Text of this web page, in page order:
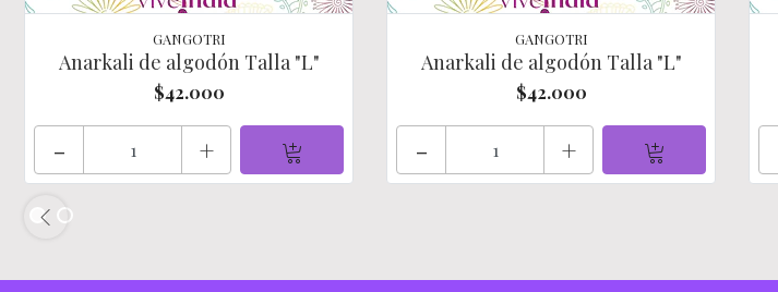
GANGOTRI
Anarkali de algodón Talla "L"
$42.000
- +
GANGOTRI
Anarkali de algodón Talla "L"
$42.000
- +